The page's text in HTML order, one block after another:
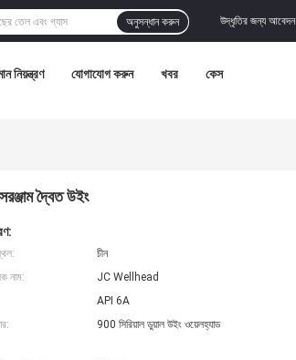
উদ্ধৃতির জন্য আবেদন
অনুসন্ধান করুন
নিয়ন্ত্রণ যোগাযোগ করুন খবর কেস
দ্বৈত উইং
চীন
নাম:
JC Wellhead
API 6A
900 সিরিয়াল ডুয়াল উইং ওয়েলহ্যাড